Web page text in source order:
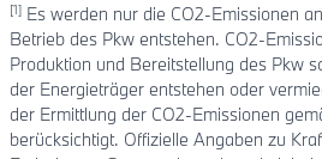
[1] Es werden nur die CO2-Emissionen
Betrieb des Pkw entstehen. CO2-
Produktion und Bereitstellung des Pkw
der Energieträger entstehen oder
der Ermittlung der CO2-Emissionen
berücksichtigt. Offizielle Angaben zu